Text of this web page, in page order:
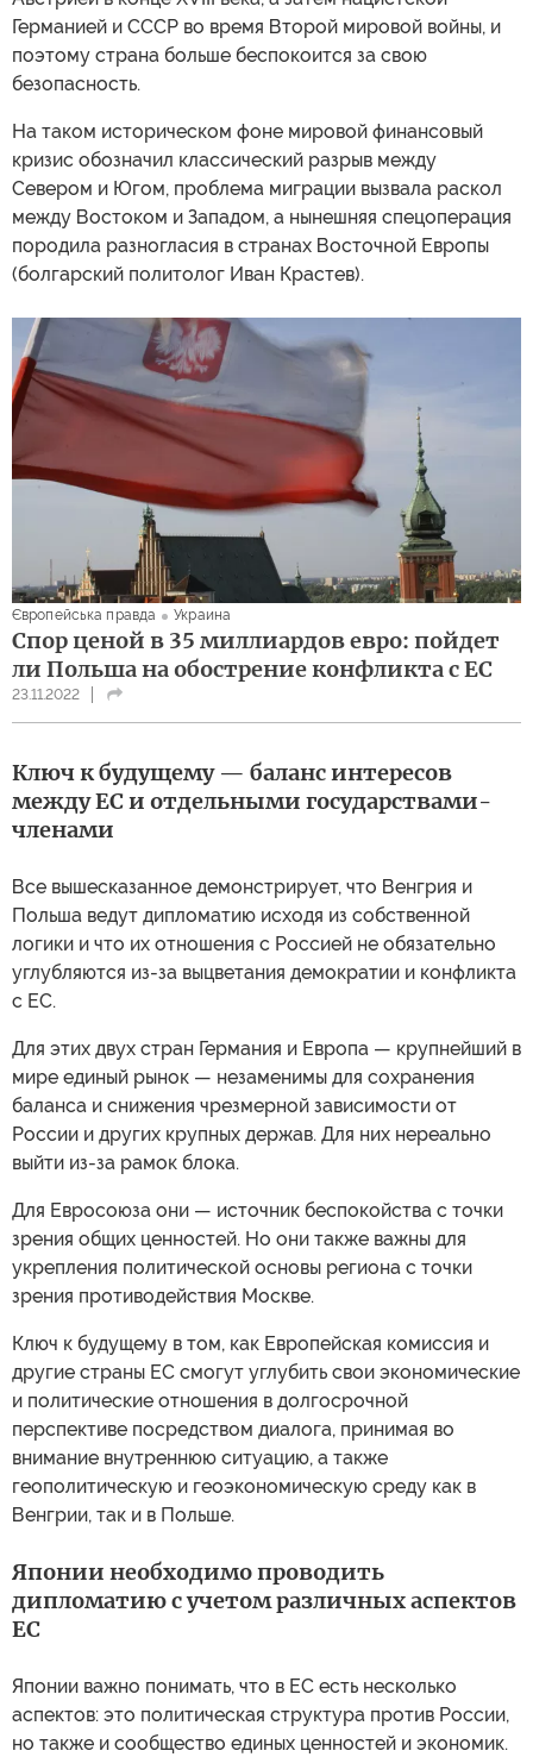
Германией и СССР во время Второй мировой войны, и
поэтому страна больше беспокоится за свою
безопасность.
На таком историческом фоне мировой финансовый
кризис обозначил классический разрыв между
Севером и Югом, проблема миграции вызвала раскол
между Востоком и Западом, а нынешняя спецоперация
породила разногласия в странах Восточной Европы
(болгарский политолог Иван Крастев).
Європейська правда Украина
Спор ценой в 35 миллиардов евро: пойдет
ли Польша на обострение конфликта с ЕС
23.11.2022
Ключ к будущему — баланс интересов
между ЕС и отдельными государствами-
членами
Все вышесказанное демонстрирует, что Венгрия и
Польша ведут дипломатию исходя из собственной
логики и что их отношения с Россией не обязательно
углубляются из-за выцветания демократии и конфликта
с ЕС.
Для этих двух стран Германия и Европа — крупнейший в
мире единый рынок — незаменимы для сохранения
баланса и снижения чрезмерной зависимости от
России и других крупных держав. Для них нереально
выйти из-за рамок блока.
Для Евросоюза они — источник беспокойства с точки
зрения общих ценностей. Но они также важны для
укрепления политической основы региона с точки
зрения противодействия Москве.
Ключ к будущему в том, как Европейская комиссия и
другие страны ЕС смогут углубить свои экономические
и политические отношения в долгосрочной
перспективе посредством диалога, принимая во
внимание внутреннюю ситуацию, а также
геополитическую и геоэкономическую среду как в
Венгрии, так и в Польше.
Японии необходимо проводить
дипломатию с учетом различных аспектов
ЕС
Японии важно понимать, что в ЕС есть несколько
аспектов: это политическая структура против России,
но также и сообщество единых ценностей и экономик.